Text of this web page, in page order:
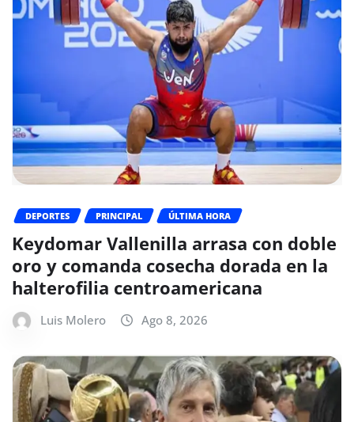
DEPORTES PRINCIPAL ÚLTIMA HORA
Keydomar Vallenilla arrasa con doble
oro y comanda cosecha dorada en la
halterofilia centroamericana
Luis Molero Ago 8, 2026